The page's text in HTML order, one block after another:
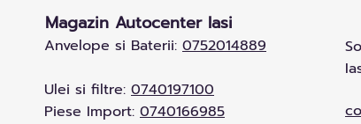
Magazin Autocenter Iasi
Anvelope si Baterii: 0752014889
Ulei si filtre: 0740197100
Piese Import: 0740166985